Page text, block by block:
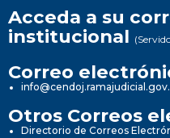
Acceda a su
institucional
Correo
Otros Correos
Directorio de Correos